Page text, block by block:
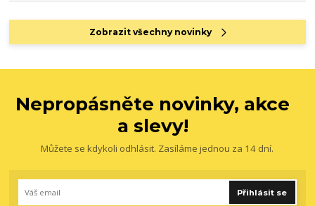
Zobrazit všechny novinky
Nepropásněte novinky, akce
a slevy!
Můžete se kdykoli odhlásit. Zasíláme jednou za 14 dní.
Přihlásit se